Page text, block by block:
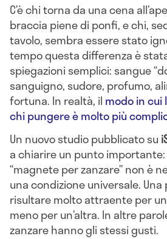
C’è chi torna da una cena
braccia piene di ponfi, e chi,
tavolo, sembra essere stato
tempo questa differenza è
spiegazioni semplici: sangue
sanguigno, sudore, profumo,
fortuna. In realtà, il modo in cui
chi pungere è molto più
Un nuovo studio pubblicato su
a chiarire un punto
“magnete per zanzare” non è
una condizione universale.
risultare molto attraente per
meno per un’altra. In altre
zanzare hanno gli stessi gusti.